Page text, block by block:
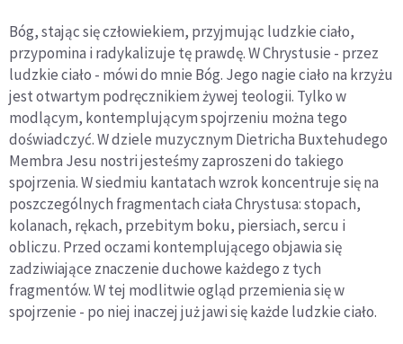
Bóg, stając się człowiekiem, przyjmując ludzkie ciało,
przypomina i radykalizuje tę prawdę. W Chrystusie - przez
ludzkie ciało - mówi do mnie Bóg. Jego nagie ciało na krzyżu
jest otwartym podręcznikiem żywej teologii. Tylko w
modlącym, kontemplującym spojrzeniu można tego
doświadczyć. W dziele muzycznym Dietricha Buxtehudego
Membra Jesu nostri jesteśmy zaproszeni do takiego
spojrzenia. W siedmiu kantatach wzrok koncentruje się na
poszczególnych fragmentach ciała Chrystusa: stopach,
kolanach, rękach, przebitym boku, piersiach, sercu i
obliczu. Przed oczami kontemplującego objawia się
zadziwiające znaczenie duchowe każdego z tych
fragmentów. W tej modlitwie ogląd przemienia się w
spojrzenie - po niej inaczej już jawi się każde ludzkie ciało.